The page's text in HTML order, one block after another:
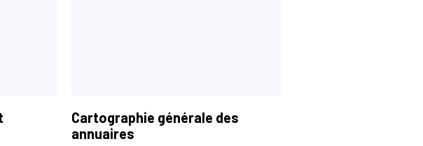
Cartographie générale des
annuaires